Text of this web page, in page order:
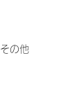
その他